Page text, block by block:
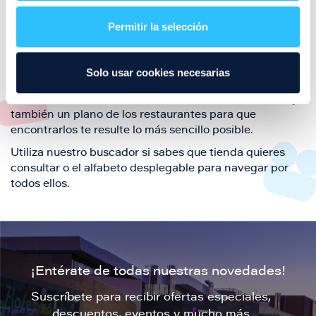
Permitir la selección
Solo usar cookies necesarias
también de nuestra oferta de ocio y shopping durante
tu visita.
El este directorio de restaurantes de Puerto Venecia
también un plano de los restaurantes para que
encontrarlos te resulte lo más sencillo posible.
Utiliza nuestro buscador si sabes que tienda quieres
consultar o el alfabeto desplegable para navegar por
todos ellos.
¡Entérate de todas nuestras novedades!
Suscríbete para recibir ofertas especiales,